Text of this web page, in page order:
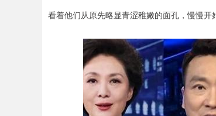
看着他们从原先略显青涩稚嫩的面孔，慢慢